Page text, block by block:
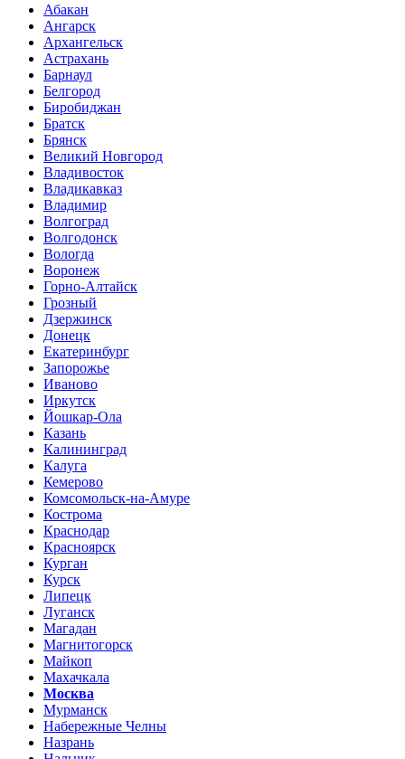
Абакан
Ангарск
Архангельск
Астрахань
Барнаул
Белгород
Биробиджан
Братск
Брянск
Великий Новгород
Владивосток
Владикавказ
Владимир
Волгоград
Волгодонск
Вологда
Воронеж
Горно-Алтайск
Грозный
Дзержинск
Донецк
Екатеринбург
Запорожье
Иваново
Иркутск
Йошкар-Ола
Казань
Калининград
Калуга
Кемерово
Комсомольск-на-Амуре
Кострома
Краснодар
Красноярск
Курган
Курск
Липецк
Луганск
Магадан
Магнитогорск
Майкоп
Махачкала
Москва
Мурманск
Набережные Челны
Назрань